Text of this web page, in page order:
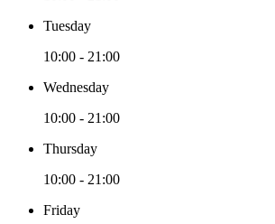
Tuesday
10:00 - 21:00
Wednesday
10:00 - 21:00
Thursday
10:00 - 21:00
Friday